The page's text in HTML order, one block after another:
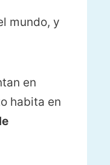
mundo, y
en
habita en